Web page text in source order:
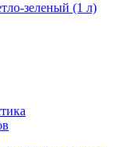
зеленый (1 л)